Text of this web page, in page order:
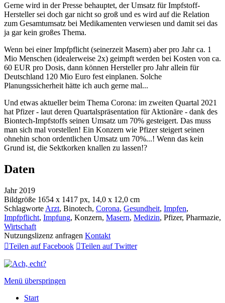
Gerne wird in der Presse behauptet, der Umsatz für Impfstoff-
Hersteller sei doch gar nicht so groß und es wird auf die Relation
zum Gesamtumsatz bei Medikamenten verwiesen und damit sei das
ja gar kein großes Thema.
Wenn bei einer Impfpflicht (seinerzeit Masern) aber pro Jahr ca. 1
Mio Menschen (idealerweise 2x) geimpft werden bei Kosten von ca.
60 EUR pro Dosis, dann können Hersteller pro Jahr allein für
Deutschland 120 Mio Euro fest einplanen. Solche
Planungssicherheit hätte ich auch gerne mal...
Und etwas aktueller beim Thema Corona: im zweiten Quartal 2021
hat Pfizer - laut deren Quartalspräsentation für Aktionäre - dank des
Biontech-Impfstoffs seinen Umsatz um 70% gesteigert. Das muss
man sich mal vorstellen! Ein Konzern wie Pfizer steigert seinen
ohnehin schon ordentlichen Umsatz um 70%...! Wenn das kein
Grund ist, die Sektkorken knallen zu lassen!?
Daten
Jahr2019
Bildgröße 1654 x 1417 px, 14,0 x 12,0 cm
Schlagworte Arzt, Binotech, Corona, Gesundheit, Impfen,
Impfpflicht, Impfung, Konzern, Masern, Medizin, Pfizer, Pharmazie,
Wirtschaft
Nutzungslizenz anfragen Kontakt
Teilen auf Facebook Teilen auf Twitter
Menü überspringen
Start